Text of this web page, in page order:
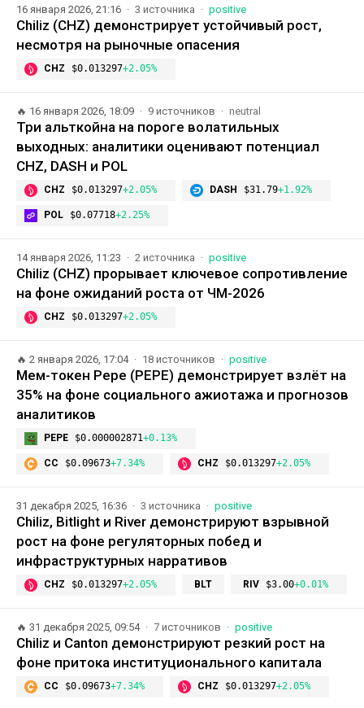
16 января 2026, 21:16 3 источника positive
Chiliz (CHZ) демонстрирует устойчивый рост,
несмотря на рыночные опасения
CHZ $0.013297+2.05%
🔥 16 января 2026, 18:09 9 источников neutral
Три альткойна на пороге волатильных
выходных: аналитики оценивают потенциал
CHZ, DASH и POL
CHZ $0.013297+2.05% DASH $31.79+1.92%
POL $0.07718+2.25%
14 января 2026, 11:23 2 источника positive
Chiliz (CHZ) прорывает ключевое сопротивление
на фоне ожиданий роста от ЧМ-2026
CHZ $0.013297+2.05%
🔥 2 января 2026, 17:04 18 источников positive
Мем-токен Pepe (PEPE) демонстрирует взлёт на
35% на фоне социального ажиотажа и прогнозов
аналитиков
PEPE $0.000002871+0.13%
CC $0.09673+7.34% CHZ $0.013297+2.05%
31 декабря 2025, 16:36 3 источника positive
Chiliz, Bitlight и River демонстрируют взрывной
рост на фоне регуляторных побед и
инфраструктурных нарративов
CHZ $0.013297+2.05% BLT RIV $3.00+0.01%
🔥 31 декабря 2025, 09:54 7 источников positive
Chiliz и Canton демонстрируют резкий рост на
фоне притока институционального капитала
CC $0.09673+7.34% CHZ $0.013297+2.05%